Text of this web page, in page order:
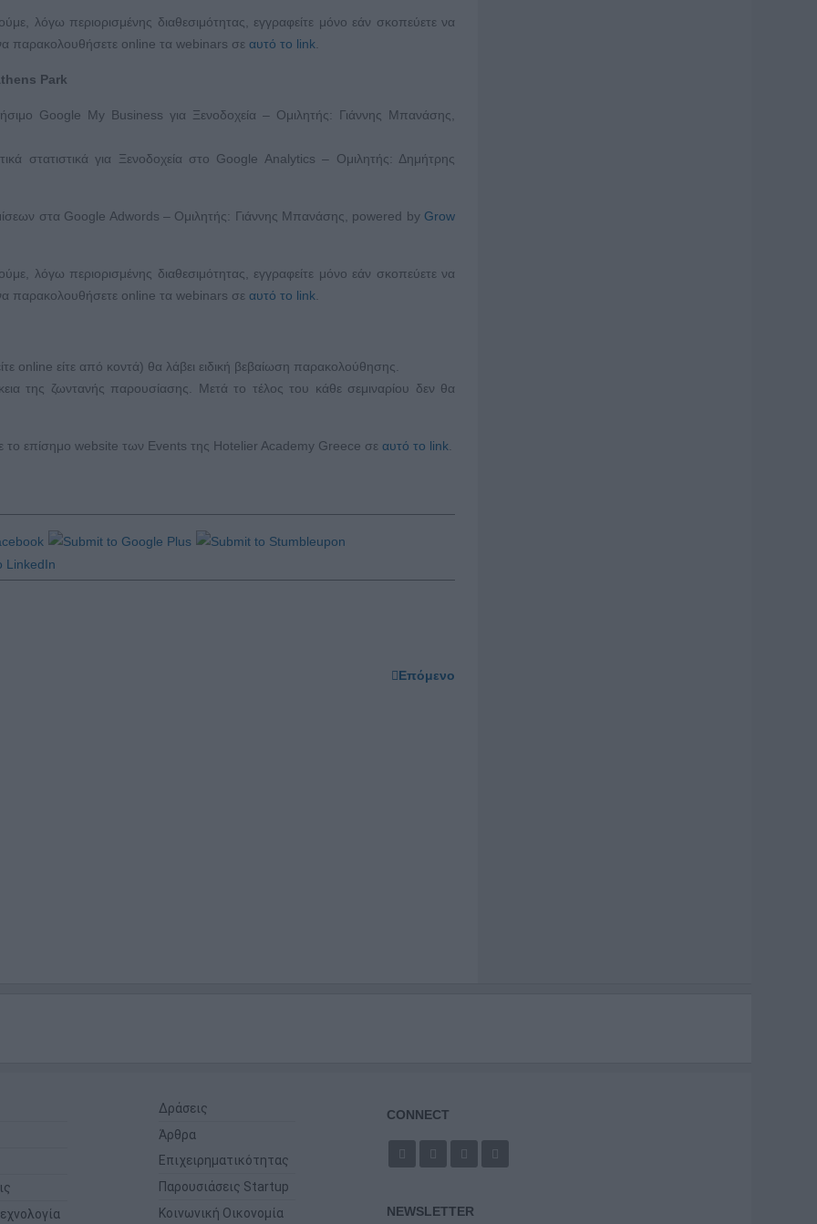
λόγω περιορισμένης διαθεσιμότητας, εγγραφείτε μόνο εάν σκοπεύετε να
να παρακολουθήσετε online τα webinars σε αυτό το link.
Park
Google My Business για Ξενοδοχεία – Ομιλητής: Γιάννης Μπανάσης,
στατιστικά για Ξενοδοχεία στο Google Analytics – Ομιλητής: Δημήτρης
στα Google Adwords – Ομιλητής: Γιάννης Μπανάσης, powered by Grow
λόγω περιορισμένης διαθεσιμότητας, εγγραφείτε μόνο εάν σκοπεύετε να
να παρακολουθήσετε online τα webinars σε αυτό το link.
online είτε από κοντά) θα λάβει ειδική βεβαίωση παρακολούθησης.
της ζωντανής παρουσίασης. Μετά το τέλος του κάθε σεμιναρίου δεν θα
το επίσημο website των Events της Hotelier Academy Greece σε αυτό το link.
Επόμενο
Δράσεις
Άρθρα
Επιχειρηματικότητας
Παρουσιάσεις Startup
Κοινωνική Οικονομία
CONNECT
NEWSLETTER